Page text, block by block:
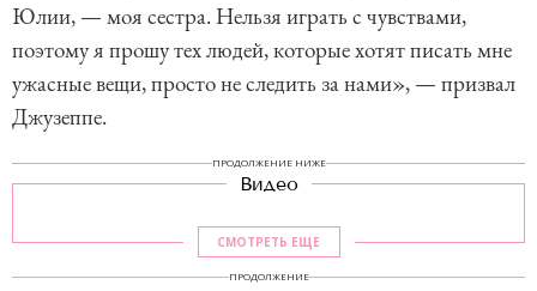
Юлии, — моя сестра. Нельзя играть с чувствами,
поэтому я прошу тех людей, которые хотят писать мне
ужасные вещи, просто не следить за нами», — призвал
Джузеппе.
ПРОДОЛЖЕНИЕ НИЖЕ
Видео
СМОТРЕТЬ ЕЩЕ
ПРОДОЛЖЕНИЕ